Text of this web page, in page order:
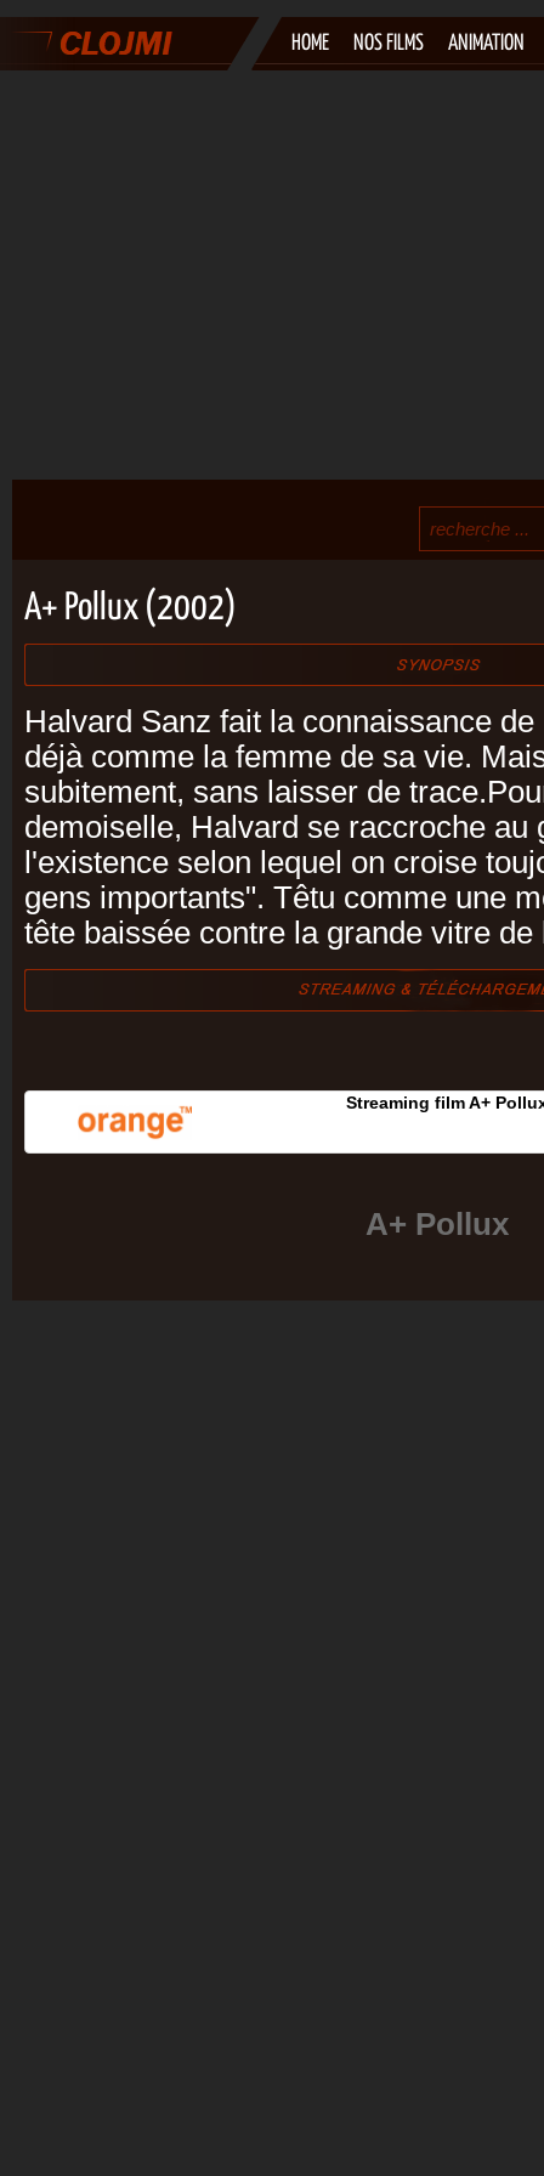
HOME NOS FILMS ANIMATION
A+ Pollux (2002)
Halvard Sanz fait la connaissance
déjà comme la femme de sa vie.
subitement, sans laisser de
demoiselle, Halvard se raccroche au
l'existence selon lequel on croise
gens importants". Têtu comme une
tête baissée contre la grande vitre de
Streaming film A+
A+ Pollux